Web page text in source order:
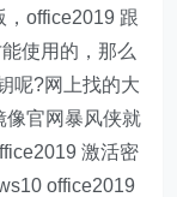
，office2019 跟
使用的，那么
呢?网上找的大
像官网暴风侠就
激活密
office2019